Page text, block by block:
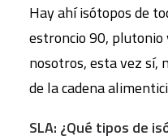
Hay ahí isótopos de
estroncio 90, plutonio
nosotros, esta vez sí,
de la cadena
SLA: ¿Qué tipos de